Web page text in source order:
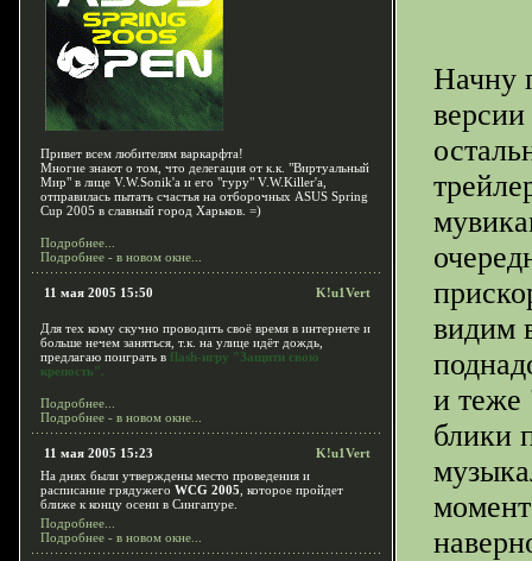
Привет всем любителям варкарфта!
Многие знают о том, что делегация от к.к. "Виртуальный
Мир" в лице V.W.Sonik'a и его "гуру" V.W.Killer'a,
отправилась пытать счастья на отборочных ASUS Spring
Cup 2005 в славный город Харьков. =)
Подробнее...
Подробнее - в новом окне...
11 мая 2005 15:50 K!u1Vert
Для тех кому скучно проводить своё время в интернете и
больше нечем заняться, т.к. на улице идёт дождь,
предлагаю поиграть в flash-игру "Защити свою
крепость".
Подробнее...
Подробнее - в новом окне...
11 мая 2005 15:23
K!u1Vert
На днях были утверждены место проведения и
расписание грядужего WCG 2005 , которое пройдет
ближе к концу осени в Сингапуре.
Подробнее...
Подробнее - в новом окне...
Начну
видим
и теже
блики